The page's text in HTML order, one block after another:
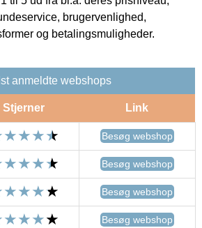
brugervenlighed,
og betalingsmuligheder.
anmeldte webshops
Stjerner Link
Besøg webshop
Besøg webshop
Besøg webshop
Besøg webshop